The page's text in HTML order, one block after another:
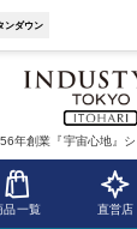
年創業『宇宙心地』
品一覧 直営店
ンダウン